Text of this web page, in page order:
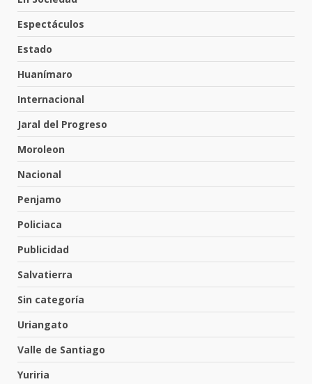
Espectáculos
Estado
Huanímaro
Internacional
Jaral del Progreso
Moroleon
Nacional
Penjamo
Policiaca
Publicidad
Salvatierra
Sin categoría
Uriangato
Valle de Santiago
Yuriria
5
José Antonio Villanueva
3 de agosto de 2026
6
Hombre pierde la vida en
tabiquera
7
Emboscada a policías en Yuriria
1